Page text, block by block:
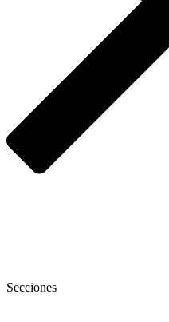
Secciones